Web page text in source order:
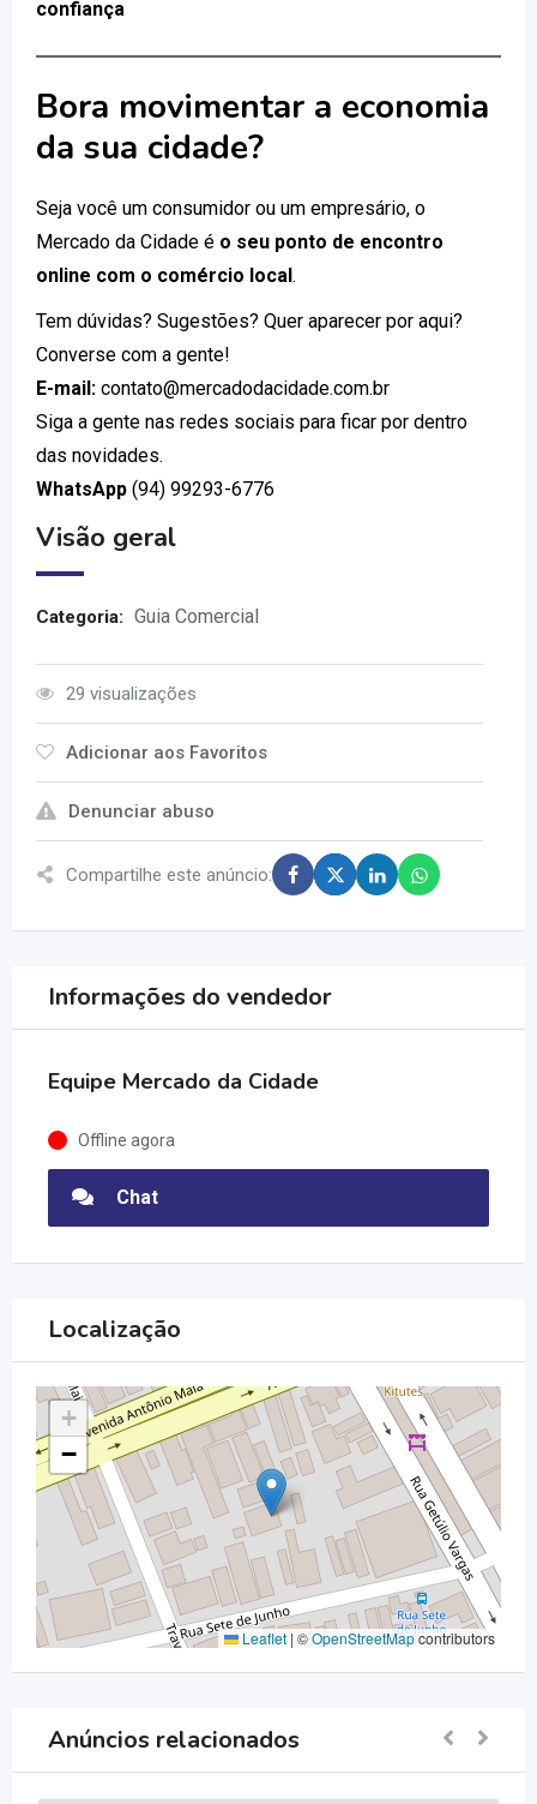
confiança
Bora movimentar a economia
da sua cidade?
Seja você um consumidor ou um empresário, o
Mercado da Cidade é o seu ponto de encontro
online com o comércio local.
Tem dúvidas? Sugestões? Quer aparecer por aqui?
Converse com a gente!
E-mail: contato@mercadodacidade.com.br
Siga a gente nas redes sociais para ficar por dentro
das novidades.
WhatsApp (94) 99293-6776
Visão geral
Categoria: Guia Comercial
29 visualizações
Adicionar aos Favoritos
Denunciar abuso
Compartilhe este anúncio:
Informações do vendedor
Equipe Mercado da Cidade
Offline agora
Chat
Localização
+
−
Leaflet | ©OpenStreetMapcontributors
Anúncios relacionados